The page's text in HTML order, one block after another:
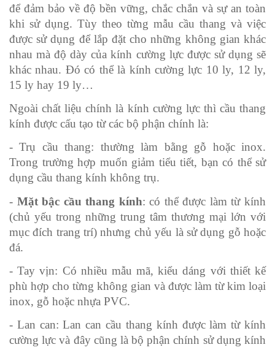
để đảm bảo về độ bền vững, chắc chắn và sự an toàn
khi sử dụng. Tùy theo từng mẫu cầu thang và việc
được sử dụng để lắp đặt cho những không gian khác
nhau mà độ dày của kính cường lực được sử dụng sẽ
khác nhau. Đó có thể là kính cường lực 10 ly, 12 ly,
15 ly hay 19 ly…
Ngoài chất liệu chính là kính cường lực thì cầu thang
kính được cấu tạo từ các bộ phận chính là:
- Trụ cầu thang: thường làm bằng gỗ hoặc inox.
Trong trường hợp muốn giảm tiểu tiết, bạn có thể sử
dụng cầu thang kính không trụ.
- Mặt bậc cầu thang kính: có thể được làm từ kính
(chủ yếu trong những trung tâm thương mại lớn với
mục đích trang trí) nhưng chủ yếu là sử dụng gỗ hoặc
đá.
- Tay vịn: Có nhiều mẫu mã, kiểu dáng với thiết kế
phù hợp cho từng không gian và được làm từ kim loại
inox, gỗ hoặc nhựa PVC.
- Lan can: Lan can cầu thang kính được làm từ kính
cường lực và đây cũng là bộ phận chính sử dụng kính